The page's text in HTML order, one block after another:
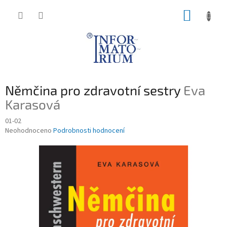
Němčina pro zdravotní sestry Eva
Karasová
01-02
Průměrné
Neohodnoceno Podrobnosti hodnocení